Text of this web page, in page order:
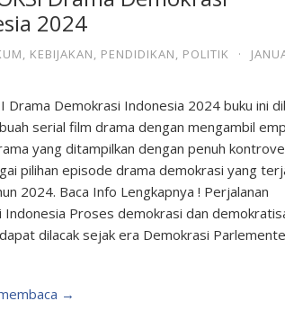
2024
KEBIJAKAN PENDIDIKAN POLITIK ·
Drama Demokrasi Indonesia 2024 buku ini
serial film drama dengan mengambil
yang ditampilkan dengan penuh
pilihan episode drama demokrasi yang
2024. Baca Info Lengkapnya ! Perjalanan
Indonesia Proses demokrasi dan
dilacak sejak era Demokrasi
→